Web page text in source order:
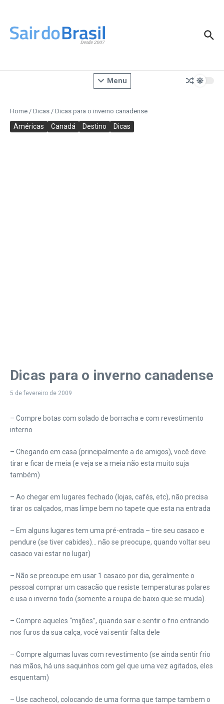
Menu
Home / Dicas / Dicas para o inverno canadense
Américas Canadá Destino Dicas
Dicas para o inverno canadense
5 de fevereiro de 2009
– Compre botas com solado de borracha e com revestimento
interno
– Chegando em casa (principalmente a de amigos), você deve
tirar e ficar de meia (e veja se a meia não esta muito suja
também)
– Ao chegar em lugares fechado (lojas, cafés, etc), não precisa
tirar os calçados, mas limpe bem no tapete que esta na entrada
– Em alguns lugares tem uma pré-entrada – tire seu casaco e
pendure (se tiver cabides)… não se preocupe, quando voltar seu
casaco vai estar no lugar)
– Não se preocupe em usar 1 casaco por dia, geralmente o
pessoal comprar um casacão que resiste temperaturas polares
e usa o inverno todo (somente a roupa de baixo que se muda).
– Compre aqueles “mijões”, quando sair e sentir o frio entrando
nos furos da sua calça, você vai sentir falta dele
– Compre algumas luvas com revestimento (se ainda sentir frio
nas mãos, há uns saquinhos com gel que uma vez agitados, eles
esquentam)
– Use cachecol, colocando de uma forma que tampe tambem o